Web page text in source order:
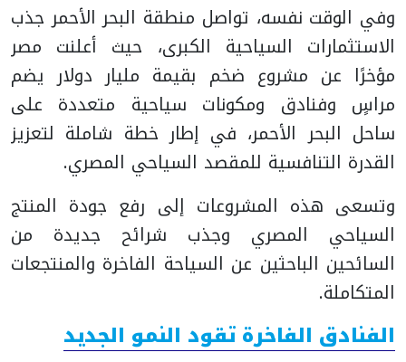
وفي الوقت نفسه، تواصل منطقة البحر الأحمر جذب
الاستثمارات السياحية الكبرى، حيث أعلنت مصر
مؤخرًا عن مشروع ضخم بقيمة مليار دولار يضم
مراسٍ وفنادق ومكونات سياحية متعددة على
ساحل البحر الأحمر، في إطار خطة شاملة لتعزيز
القدرة التنافسية للمقصد السياحي المصري.
وتسعى هذه المشروعات إلى رفع جودة المنتج
السياحي المصري وجذب شرائح جديدة من
السائحين الباحثين عن السياحة الفاخرة والمنتجعات
المتكاملة.
الفنادق الفاخرة تقود النمو الجديد